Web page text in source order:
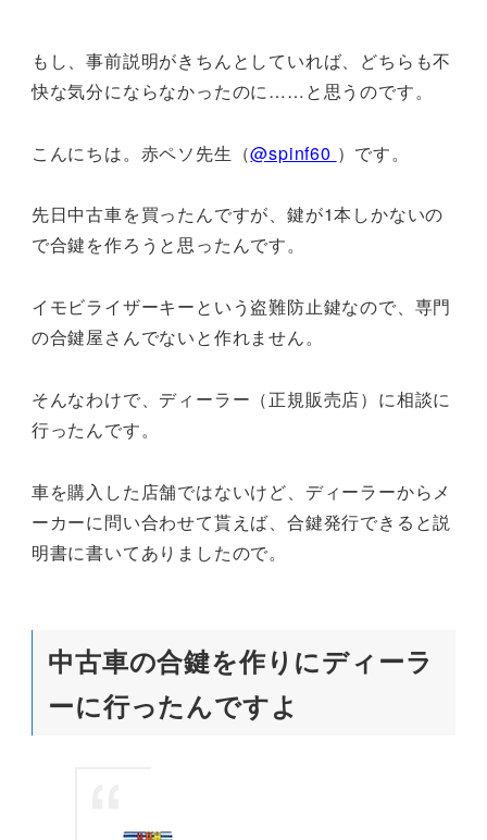
もし、事前説明がきちんとしていれば、どちらも不
快な気分にならなかったのに……と思うのです。
こんにちは。赤ペソ先生（@spinf60 ）です。
先日中古車を買ったんですが、鍵が1本しかないの
で合鍵を作ろうと思ったんです。
イモビライザーキーという盗難防止鍵なので、専門
の合鍵屋さんでないと作れません。
そんなわけで、ディーラー（正規販売店）に相談に
行ったんです。
車を購入した店舗ではないけど、ディーラーからメ
ーカーに問い合わせて貰えば、合鍵発行できると説
明書に書いてありましたので。
中古車の合鍵を作りにディーラ
ーに行ったんですよ